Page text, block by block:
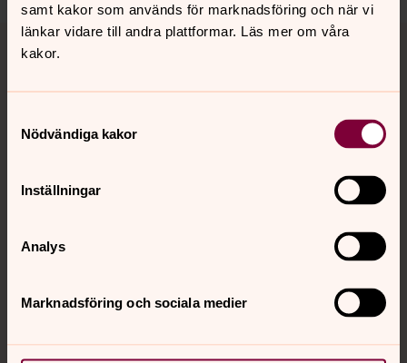
samt kakor som används för marknadsföring och när vi
länkar vidare till andra plattformar. Läs mer om våra
kakor.
Nödvändiga kakor
Inställningar
Analys
Marknadsföring och sociala medier
Tillbaka till toppen
Tillbaka till innehållet
Kalender
Hitta snabbt